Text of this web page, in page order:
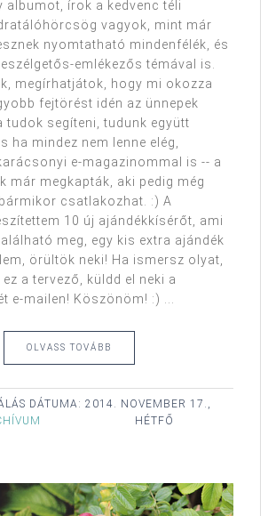
albumot, írok a kedvenc téli
vagyok, mint már
nyomtatható mindenfélék, és
emlékezős témával is.
megírhatjátok, hogy mi okozza
fejtörést idén az ünnepek
tudok segíteni, tudunk együtt
ha mindez nem lenne elég,
e-magazinommal is -- a
már megkapták, aki pedig még
csatlakozhat. :) A
10 új ajándékkísérőt, ami
meg, egy kis extra ajándék
örültök neki! Ha ismersz olyat,
a tervező, küldd el neki a
e-mailen! Köszönöm! :) ...
OLVASS TOVÁBB
DÁTUMA: 2014. NOVEMBER 17.,
HÉTFŐ